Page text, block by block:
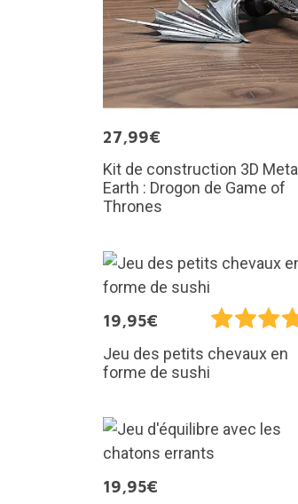
27,99€
Kit de construction 3D Metal
Earth : Drogon de Game of
Thrones
19,95€
Jeu des petits chevaux en
forme de sushi
19,95€